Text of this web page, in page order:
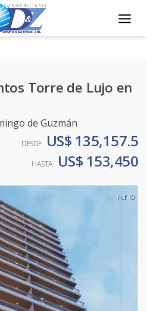
Torre de Lujo en
de Guzmán
DESDE US$ 135,157.5
HASTA US$ 153,450
1 of 10